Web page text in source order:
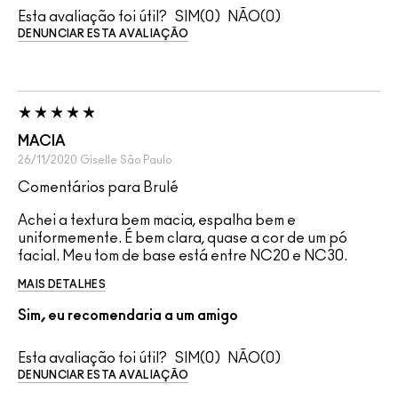
Esta avaliação foi útil? 0 0
DENUNCIAR ESTA AVALIAÇÃO
MACIA
26/11/2020 Giselle São Paulo
Comentários para Brulé
Achei a textura bem macia, espalha bem e
uniformemente. É bem clara, quase a cor de um pó
facial. Meu tom de base está entre NC20 e NC30.
MAIS DETALHES
Sim, eu recomendaria a um amigo
Esta avaliação foi útil? 0 0
DENUNCIAR ESTA AVALIAÇÃO